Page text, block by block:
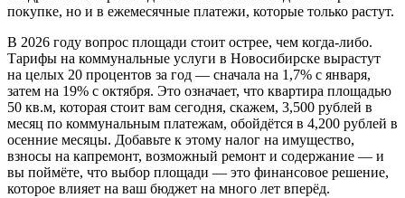
покупке, но и в ежемесячные платежи, которые только растут.
В 2026 году вопрос площади стоит острее, чем когда-либо.
Тарифы на коммунальные услуги в Новосибирске вырастут
на целых 20 процентов за год — сначала на 1,7% с января,
затем на 19% с октября. Это означает, что квартира площадью
50 кв.м, которая стоит вам сегодня, скажем, 3,500 рублей в
месяц по коммунальным платежам, обойдётся в 4,200 рублей в
осенние месяцы. Добавьте к этому налог на имущество,
взносы на капремонт, возможный ремонт и содержание — и
вы поймёте, что выбор площади — это финансовое решение,
которое влияет на ваш бюджет на много лет вперёд.